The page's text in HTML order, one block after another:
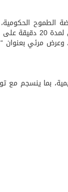
الطموح
جلسة توعوية عن أساليب التنشئة الإيجابية ودورها في دعم الصحة النفسية
مرئي بعنوان
بما ينسجم مع